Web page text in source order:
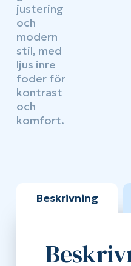
Beskrivning